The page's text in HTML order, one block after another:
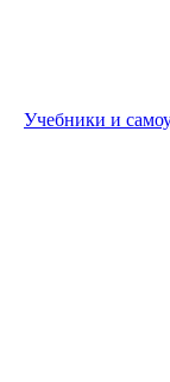
Учебники и